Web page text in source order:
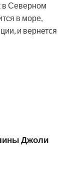
в Северном
в море,
и вернется
Джоли